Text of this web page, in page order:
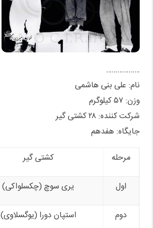
………………
نام: علی بنی هاشمی
وزن: ۵۷ کیلوگرم
شرکت کننده: ۲۸ کشتی گیر
جایگاه: هفدهم
مرحله
کشتی گیر
اول یری سوچ (چکسلواکی)
دوم استپان دورا (یوگسلاوی)